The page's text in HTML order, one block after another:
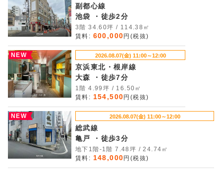
副都心線
池袋 ・徒歩2分
3階 34.60坪 / 114.38㎡
賃料: 600,000 円(税抜)
NEW 2026.08.07(金) 11:00～12:00
京浜東北・根岸線
大森 ・徒歩7分
1階 4.99坪 / 16.50㎡
賃料: 154,500 円(税抜)
NEW 2026.08.07(金) 11:00～12:00
総武線
亀戸 ・徒歩3分
地下1階-1階 7.48坪 / 24.74㎡
賃料: 148,000 円(税抜)